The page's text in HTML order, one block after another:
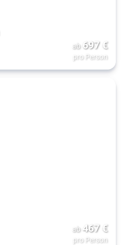
ab 697€
pro Person
ab 467€
pro Person